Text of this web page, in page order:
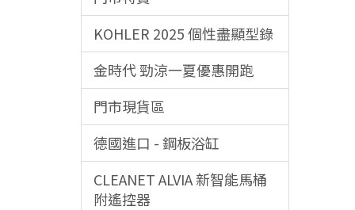
KOHLER 2025 個性盡顯型錄
金時代 勁涼一夏優惠開跑
門市現貨區
德國進口 - 鋼板浴缸
CLEANET ALVIA 新智能馬桶
附遙控器